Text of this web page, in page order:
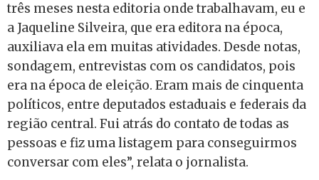
três meses nesta editoria onde trabalhavam, eu e
a Jaqueline Silveira, que era editora na época,
auxiliava ela em muitas atividades. Desde notas,
sondagem, entrevistas com os candidatos, pois
era na época de eleição. Eram mais de cinquenta
políticos, entre deputados estaduais e federais da
região central. Fui atrás do contato de todas as
pessoas e fiz uma listagem para conseguirmos
conversar com eles”, relata o jornalista.